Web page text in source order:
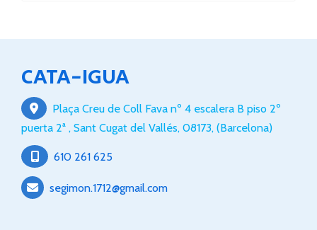
CATA-IGUA
Plaça Creu de Coll Fava nº 4 escalera B piso 2º
puerta 2ª , Sant Cugat del Vallés, 08173, (Barcelona)
610 261 625
segimon.1712 gmail.com